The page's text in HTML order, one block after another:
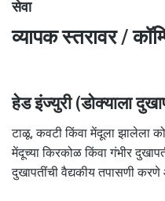
सेवा
व्यापक स्तरावर /
हेड इंज्युरी (डोक्याला
टाळू, कवटी किंवा मेंदूला झालेला
मेंदूच्या किरकोळ किंवा गंभीर
दुखापतींची वैद्यकीय तपासणी